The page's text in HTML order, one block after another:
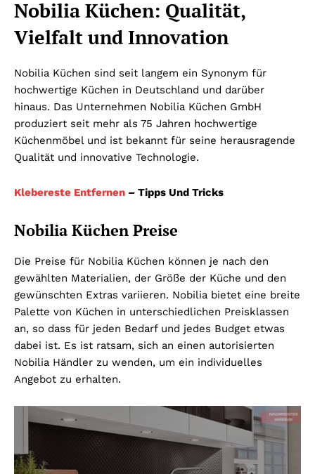
Nobilia Küchen: Qualität,
Vielfalt und Innovation
Nobilia Küchen sind seit langem ein Synonym für
hochwertige Küchen in Deutschland und darüber
hinaus. Das Unternehmen Nobilia Küchen GmbH
produziert seit mehr als 75 Jahren hochwertige
Küchenmöbel und ist bekannt für seine herausragende
Qualität und innovative Technologie.
Klebereste Entfernen – Tipps Und Tricks
Nobilia Küchen Preise
Die Preise für Nobilia Küchen können je nach den
gewählten Materialien, der Größe der Küche und den
gewünschten Extras variieren. Nobilia bietet eine breite
Palette von Küchen in unterschiedlichen Preisklassen
an, so dass für jeden Bedarf und jedes Budget etwas
dabei ist. Es ist ratsam, sich an einen autorisierten
Nobilia Händler zu wenden, um ein individuelles
Angebot zu erhalten.